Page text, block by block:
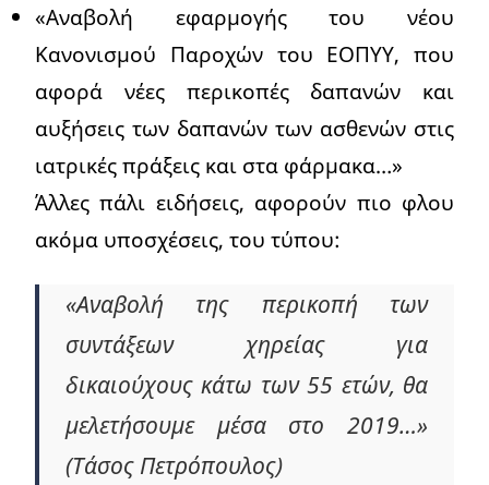
«Αναβολή εφαρμογής του νέου
Κανονισμού Παροχών του ΕΟΠΥΥ, που
αφορά νέες περικοπές δαπανών και
αυξήσεις των δαπανών των ασθενών στις
ιατρικές πράξεις και στα φάρμακα…»
Άλλες πάλι ειδήσεις, αφορούν πιο φλου
ακόμα υποσχέσεις, του τύπου:
«Αναβολή της περικοπή των
συντάξεων χηρείας για
δικαιούχους κάτω των 55 ετών, θα
μελετήσουμε μέσα στο 2019…»
(Τάσος Πετρόπουλος)